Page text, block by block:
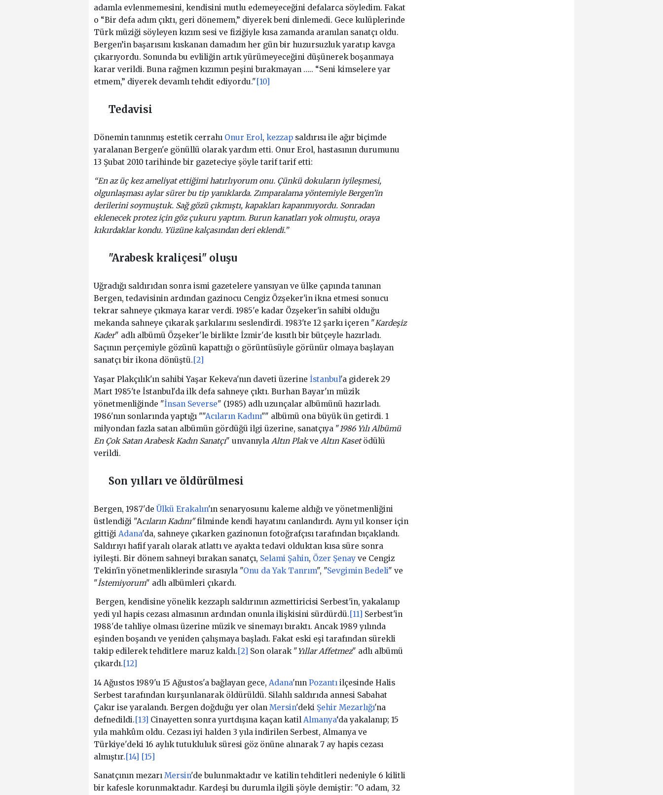
adamla evlenmemesini, kendisini mutlu edemeyeceğini defalarca söyledim. Fakat
o “Bir defa adım çıktı, geri dönemem,” diyerek beni dinlemedi. Gece kulüplerinde
Türk müziği söyleyen kızım sesi ve fiziğiyle kısa zamanda aranılan sanatçı oldu.
Bergen’in başarısını kıskanan damadım her gün bir huzursuzluk yaratıp kavga
çıkarıyordu. Sonunda bu evliliğin artık yürümeyeceğini düşünerek boşanmaya
karar verildi. Buna rağmen kızımın peşini bırakmayan ….. “Seni kimselere yar
etmem,” diyerek devamlı tehdit ediyordu."[10]
Tedavisi
Dönemin tanınmış estetik cerrahı Onur Erol, kezzapsaldırısı ile ağır biçimde
yaralanan Bergen'e gönüllü olarak yardım etti. Onur Erol, hastasının durumunu
13 Şubat 2010 tarihinde bir gazeteciye şöyle tarif tarif etti:
“En az üç kez ameliyat ettiğimi hatırlıyorum onu. Çünkü dokuların iyileşmesi,
olgunlaşması aylar sürer bu tip yanıklarda. Zımparalama yöntemiyle Bergen’in
derilerini soymuştuk. Sağ gözü çıkmıştı, kapakları kapanmıyordu. Sonradan
eklenecek protez için göz çukuru yaptım. Burun kanatları yok olmuştu, oraya
kıkırdaklar kondu. Yüzüne kalçasından deri eklendi.”
"Arabesk kraliçesi" oluşu
Uğradığı saldırıdan sonra ismi gazetelere yansıyan ve ülke çapında tanınan
Bergen, tedavisinin ardından gazinocu Cengiz Özşeker'in ikna etmesi sonucu
tekrar sahneye çıkmaya karar verdi. 1985'e kadar Özşeker'in sahibi olduğu
mekanda sahneye çıkarak şarkılarını seslendirdi. 1983'te 12 şarkı içeren "Kardeşiz
Kader" adlı albümü Özşeker'le birlikte İzmir'de kısıtlı bir bütçeyle hazırladı.
Saçının perçemiyle gözünü kapattığı o görüntüsüyle görünür olmaya başlayan
sanatçı bir ikona dönüştü. [2]
Yaşar Plakçılık'ın sahibi Yaşar Kekeva'nın daveti üzerine İstanbul'a giderek 29
Mart 1985'te İstanbul'da ilk defa sahneye çıktı. Burhan Bayar'ın müzik
yönetmenliğinde "İnsan Severse" (1985) adlı uzunçalar albümünü hazırladı.
1986'nın sonlarında yaptığı ""Acıların Kadını"" albümü ona büyük ün getirdi. 1
milyondan fazla satan albümün gördüğü ilgi üzerine, sanatçıya "1986 Yılı Albümü
En Çok Satan Arabesk Kadın Sanatçı" unvanıyla Altın Plakve Altın Kasetödülü
verildi.
Son yılları ve öldürülmesi
Bergen, 1987'de Ülkü Erakalın'ın senaryosunu kaleme aldığı ve yönetmenliğini
üstlendiği "Acıların Kadını"filminde kendi hayatını canlandırdı. Aynı yıl konser için
gittiği Adana'da, sahneye çıkarken gazinonun fotoğrafçısı tarafından bıçaklandı.
Saldırıyı hafif yaralı olarak atlattı ve ayakta tedavi olduktan kısa süre sonra
iyileşti. Bir dönem sahneyi bırakan sanatçı, Selami Şahin, Özer Şenayve Cengiz
Tekin'in yönetmenliklerinde sırasıyla "Onu da Yak Tanrım", "Sevgimin Bedeli" ve
"İstemiyorum" adlı albümleri çıkardı.
Bergen, kendisine yönelik kezzaplı saldırının azmettiricisi Serbest'in, yakalanıp
yedi yıl hapis cezası almasının ardından onunla ilişkisini sürdürdü. [11] Serbest'in
1988'de tahliye olması üzerine müzik ve sinemayı bıraktı. Ancak 1989 yılında
eşinden boşandı ve yeniden çalışmaya başladı. Fakat eski eşi tarafından sürekli
takip edilerek tehditlere maruz kaldı. [2] Son olarak "Yıllar Affetmez" adlı albümü
çıkardı. [12]
14 Ağustos 1989'u 15 Ağustos'a bağlayan gece, Adana'nın Pozantıilçesinde Halis
Serbest tarafından kurşunlanarak öldürüldü. Silahlı saldırıda annesi Sabahat
Çakır ise yaralandı. Bergen doğduğu yer olan Mersin'deki Şehir Mezarlığı'na
defnedildi.[13] Cinayetten sonra yurtdışına kaçan katilAlmanya‘da yakalanıp; 15
yıla mahkûm oldu. Cezası iyi halden 3 yıla indirilen Serbest, Almanya ve
Türkiye'deki 16 aylık tutukluluk süresi göz önüne alınarak 7 ay hapis cezası
almıştır.[14] [15]
Sanatçının mezarı Mersin'de bulunmaktadır ve katilin tehditleri nedeniyle 6 kilitli
bir kafesle korunmaktadır. Kardeşi bu durumla ilgili şöyle demiştir: "O adam, 32